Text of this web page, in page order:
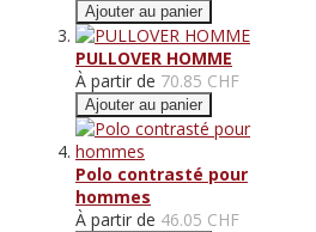
Ajouter au panier
PULLOVER HOMME
À partir de 70.85 CHF
Ajouter au panier
Polo contrasté pour
hommes
À partir de 46.05 CHF